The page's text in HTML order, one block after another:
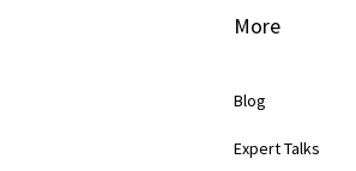
More
Blog
Expert Talks